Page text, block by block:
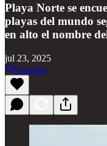
Playa Norte se
playas del mundo
en alto el nombre
jul 23, 2025
Escucha